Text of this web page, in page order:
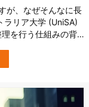
が、なぜそんなに長
ラリア大学 (UniSA)
を行う仕組みの背
響するようです。
として固定化する